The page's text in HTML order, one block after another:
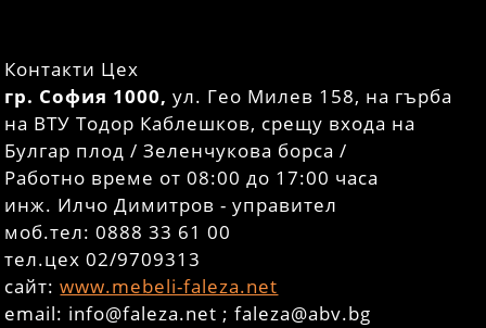
Контакти Цех
гр. София 1000, ул. Гео Милев 158, на гърба
на ВТУ Тодор Каблешков, срещу входа на
Булгар плод / Зеленчукова борса /
Работно време от 08:00 до 17:00 часа
инж. Илчо Димитров - управител
моб.тел: 0888 33 61 00
тел.цех 02/9709313
сайт:www.mebeli-faleza.net
email: info@faleza.net ; faleza@abv.bg